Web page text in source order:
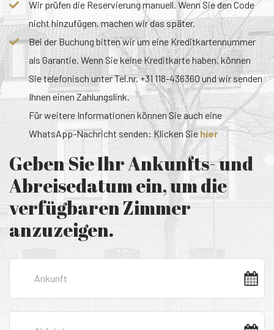
Wir prüfen die Reservierung manuell. Wenn Sie den Code
nicht hinzufügen, machen wir das später.
Bei der Buchung bitten wir um eine Kreditkartennummer
als Garantie. Wenn Sie keine Kreditkarte haben, können
Sie telefonisch unter Tel.nr. +31 118-436360 und wir senden
Ihnen einen Zahlungslink.
Für weitere Informationen können Sie auch eine
WhatsApp-Nachricht senden: Klicken Siehier
Geben Sie Ihr Ankunfts- und
Abreisedatum ein, um die
verfügbaren Zimmer
anzuzeigen.